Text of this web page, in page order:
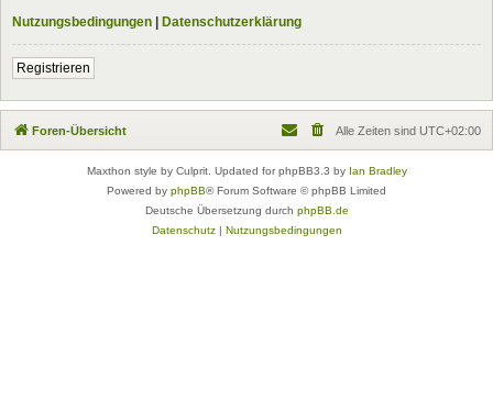
Nutzungsbedingungen | Datenschutzerklärung
Registrieren
Foren-Übersicht Alle Zeiten sind UTC+02:00
Maxthon style by Culprit. Updated for phpBB3.3 by Ian Bradley
Powered by phpBB® Forum Software © phpBB Limited
Deutsche Übersetzung durch phpBB.de
Datenschutz| Nutzungsbedingungen